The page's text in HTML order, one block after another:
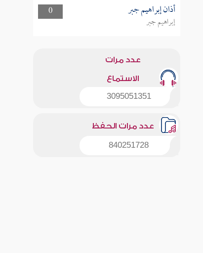
0
أذان إبراهيم جبر
إبراهيم جبر
عدد مرات
الاستماع
3095051351
عدد مرات الحفظ
840251728